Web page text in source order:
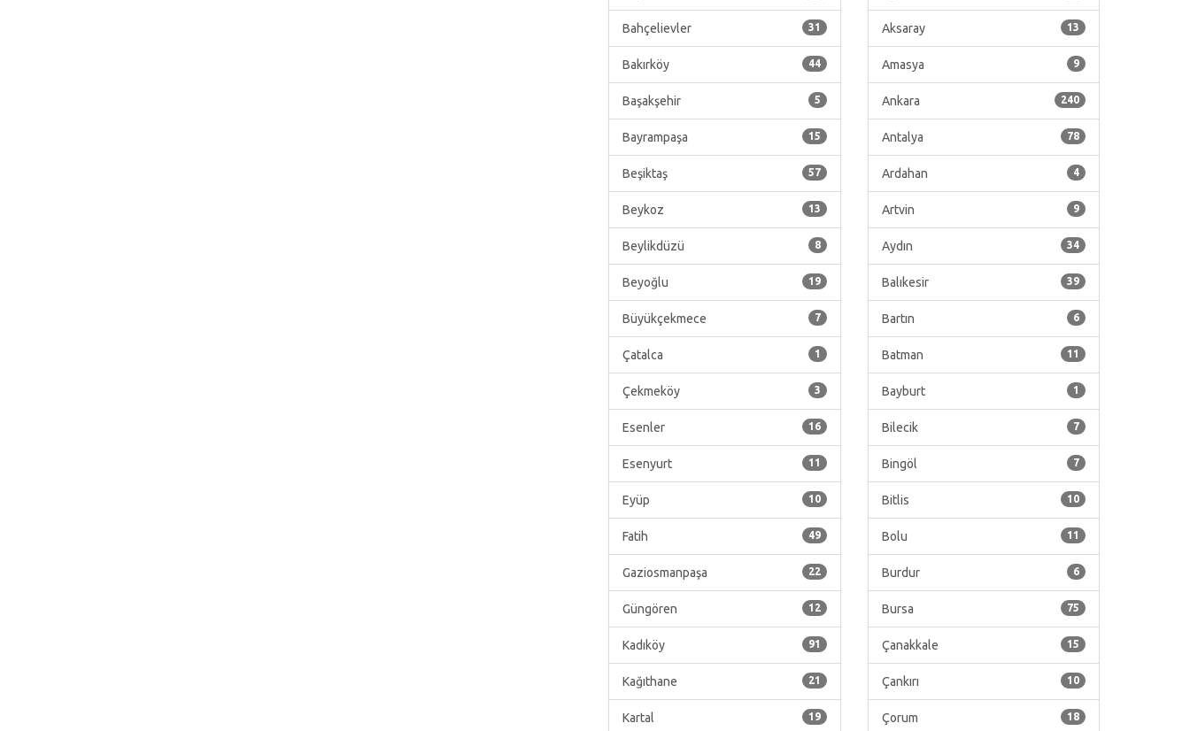
31
Bahçelievler
44
Bakırköy
5
Başakşehir
15
Bayrampaşa
57
Beşiktaş
13
Beykoz
8
Beylikdüzü
19
Beyoğlu
7
Büyükçekmece
1
Çatalca
3
Çekmeköy
16
Esenler
11
Esenyurt
10
Eyüp
49
Fatih
22
Gaziosmanpaşa
12
Güngören
91
Kadıköy
21
Kağıthane
19
Kartal
13
Aksaray
9
Amasya
240
Ankara
78
Antalya
4
Ardahan
9
Artvin
34
Aydın
39
Balıkesir
6
Bartın
11
Batman
1
Bayburt
7
Bilecik
7
Bingöl
10
Bitlis
11
Bolu
6
Burdur
75
Bursa
15
Çanakkale
10
Çankırı
18
Çorum